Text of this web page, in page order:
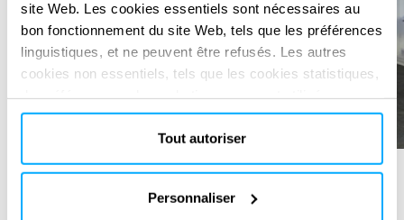
site Web. Les cookies essentiels sont nécessaires au
bon fonctionnement du site Web, tels que les préférences
linguistiques, et ne peuvent être refusés. Les autres
cookies non essentiels, tels que les cookies statistiques,
qu'après avoir cliqué sur « Accepter tout ». Pour plus
d'informations, veuillez consulter notre politique en
matière de cookies dans la section « À propos » et au
Tout autoriser
Personnaliser